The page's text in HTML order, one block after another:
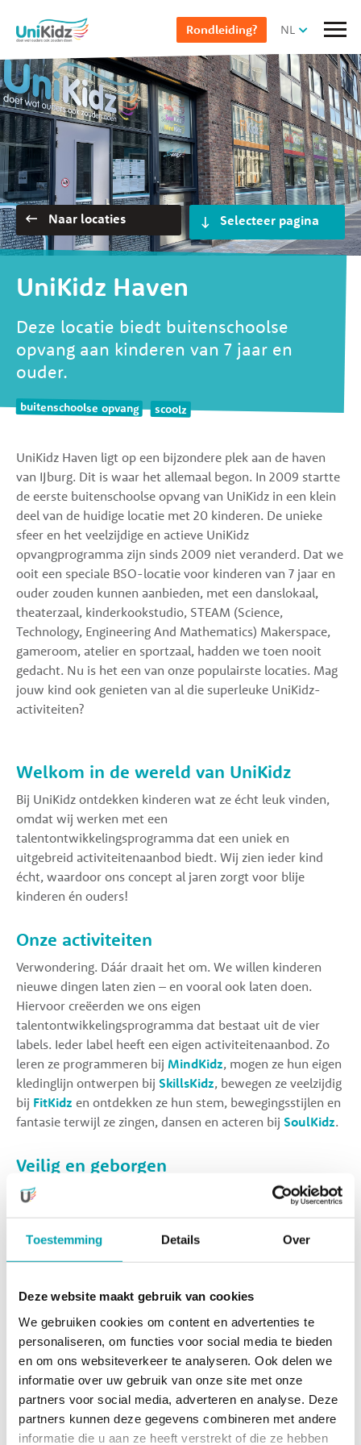
Toestemming Details Over
Deze website maakt gebruik van cookies
We gebruiken cookies om content en advertenties te
personaliseren, om functies voor social media te bieden
en om ons websiteverkeer te analyseren. Ook delen we
informatie over uw gebruik van onze site met onze
partners voor social media, adverteren en analyse. Deze
partners kunnen deze gegevens combineren met andere
informatie die u aan ze heeft verstrekt of die ze hebben
en
de
inhoud
gaan
Rondleiding? NL
Naar locaties Selecteer pagina
UniKidz Haven
Deze locatie biedt buitenschoolse
opvang aan kinderen van 7 jaar en
ouder.
buitenschoolse opvang scoolz
UniKidz Haven ligt op een bijzondere plek aan de haven
van IJburg. Dit is waar het allemaal begon. In 2009 startte
de eerste buitenschoolse opvang van UniKidz in een klein
deel van de huidige locatie met 20 kinderen. De unieke
sfeer en het veelzijdige en actieve UniKidz
opvangprogramma zijn sinds 2009 niet veranderd. Dat we
ooit een speciale BSO-locatie voor kinderen van 7 jaar en
ouder zouden kunnen aanbieden, met een danslokaal,
theaterzaal, kinderkookstudio, STEAM (Science,
Technology, Engineering And Mathematics) Makerspace,
gameroom, atelier en sportzaal, hadden we toen nooit
gedacht. Nu is het een van onze populairste locaties. Mag
jouw kind ook genieten van al die superleuke UniKidz-
activiteiten?
Welkom in de wereld van UniKidz
Bij UniKidz ontdekken kinderen wat ze écht leuk vinden,
omdat wij werken met een
talentontwikkelingsprogramma dat een uniek en
uitgebreid activiteitenaanbod biedt. Wij zien ieder kind
écht, waardoor ons concept al jaren zorgt voor blije
kinderen én ouders!
Onze activiteiten
Verwondering. Dáár draait het om. We willen kinderen
nieuwe dingen laten zien – en vooral ook laten doen.
Hiervoor creëerden we ons eigen
talentontwikkelingsprogramma dat bestaat uit de vier
labels. Ieder label heeft een eigen activiteitenaanbod. Zo
leren ze programmeren bij MindKidz, mogen ze hun eigen
kledinglijn ontwerpen bij SkillsKidz, bewegen ze veelzijdig
bij FitKidz en ontdekken ze hun stem, bewegingsstijlen en
fantasie terwijl ze zingen, dansen en acteren bij SoulKidz.
Veilig en geborgen
Dankzij onze aandacht voor het individuele kind voelen ze
professionele docenten en vaste pedagogisch
professionals zorgen voor een omgeving waarin kinderen
Direct inschrijven bij UniKidz Haven
Meer weten?
Dat kan! Neem contact met ons op voor een vrijblijvend
gesprek óf een rondleiding. Laat je gegevens achter en wij